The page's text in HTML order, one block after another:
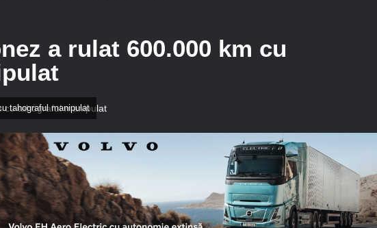
a rulat 600.000 km cu
tahograful manipulat